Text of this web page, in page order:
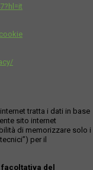
tratta i dati in base
sito internet
di memorizzare solo i
per il
del